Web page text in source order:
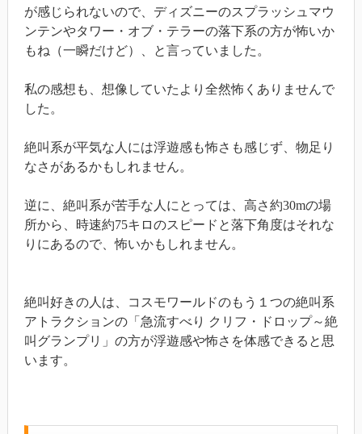
が感じられないので、ディズニーのスプラッシュマウ
ンテンやタワー・オブ・テラーの落下系の方が怖いか
もね（一瞬だけど）、と言っていました。
私の感想も、想像していたより全然怖くありませんで
した。
絶叫系が平気な人には浮遊感も怖さも感じず、物足り
なさがあるかもしれません。
逆に、絶叫系が苦手な人にとっては、高さ約30mの場
所から、時速約75キロのスピードと落下角度はそれな
りにあるので、怖いかもしれません。
絶叫好きの人は、コスモワールドのもう１つの絶叫系
アトラクションの「急流すべり クリフ・ドロップ～絶
叫グランプリ」の方が浮遊感や怖さを体感できると思
います。